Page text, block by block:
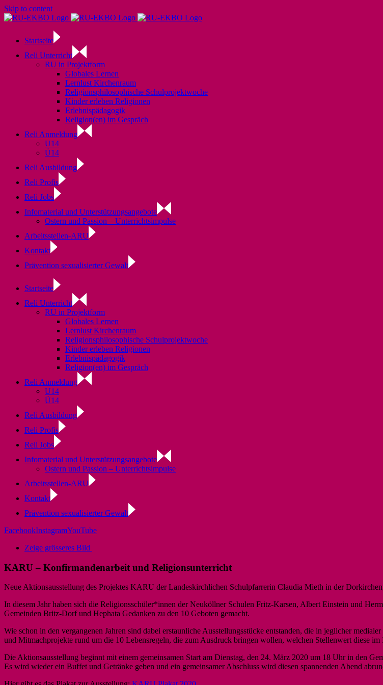
Skip to content
Startseite
Reli Unterricht
RU in Projektform
Globales Lernen
Lernlust Kirchenraum
Religionsphilosophische Schulprojektwoche
Kinder erleben Religionen
Erlebnispädagogik
Religion(en) im Gespräch
Reli Anmeldung
U14
Ü14
Reli Ausbildung
Reli Profis
Reli Jobs
Infomaterial und Unterstützungsangebote
Ostern und Passion – Unterrichtsimpulse
Arbeitsstellen-ARU
Kontakt
Prävention sexualisierter Gewalt
Startseite
Reli Unterricht
RU in Projektform
Globales Lernen
Lernlust Kirchenraum
Religionsphilosophische Schulprojektwoche
Kinder erleben Religionen
Erlebnispädagogik
Religion(en) im Gespräch
Reli Anmeldung
U14
Ü14
Reli Ausbildung
Reli Profis
Reli Jobs
Infomaterial und Unterstützungsangebote
Ostern und Passion – Unterrichtsimpulse
Arbeitsstellen-ARU
Kontakt
Prävention sexualisierter Gewalt
FacebookInstagramYouTube
Zeige grösseres Bild
KARU – Konfirmandenarbeit und Religionsunterricht
Neue Aktionsausstellung des Projektes KARU der Landeskirchlichen Schulpfarrerin Claudia Mieth in der
In diesem Jahr haben sich die Religionsschüler*innen der Neuköllner Schulen Fritz-Karsen, Albert Einstein und
Gemeinden Britz-Dorf und Hephata Gedanken zu den 10 Geboten gemacht.
Wie schon in den vergangenen Jahren sind dabei erstaunliche Ausstellungsstücke entstanden, die in jeglicher
und Mitmachprojekte rund um die 10 Lebensregeln, die zum Ausdruck bringen wollen, welchen Stellenwert diese im
Die Aktionsausstellung beginnt mit einem gemeinsamen Start am Dienstag, den 24. März 2020 um 18 Uhr in den
Es wird wieder ein Buffet und Getränke geben und ein gemeinsamer Abschluss wird diesen spannenden Abend